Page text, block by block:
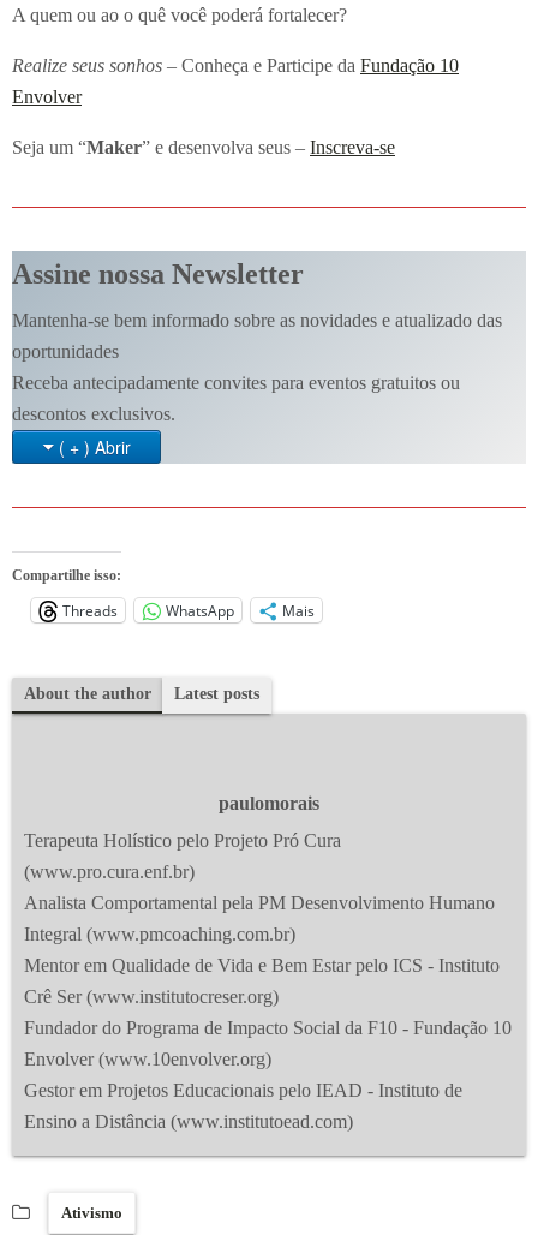
A quem ou ao o quê você poderá fortalecer?
Realize seus sonhos – Conheça e Participe da Fundação 10
Envolver
Seja um “Maker” e desenvolva seus – Inscreva-se
Assine nossa Newsletter
Mantenha-se bem informado sobre as novidades e atualizado das
oportunidades
Receba antecipadamente convites para eventos gratuitos ou
descontos exclusivos.
( + ) Abrir
Compartilhe isso:
Threads WhatsApp Mais
About the author Latest posts
paulomorais
Terapeuta Holístico pelo Projeto Pró Cura
(www.pro.cura.enf.br)
Analista Comportamental pela PM Desenvolvimento Humano
Integral (www.pmcoaching.com.br)
Mentor em Qualidade de Vida e Bem Estar pelo ICS - Instituto
Crê Ser (www.institutocreser.org)
Fundador do Programa de Impacto Social da F10 - Fundação 10
Envolver (www.10envolver.org)
Gestor em Projetos Educacionais pelo IEAD - Instituto de
Ensino a Distância (www.institutoead.com)
Ativismo